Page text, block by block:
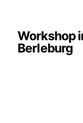
Workshop
Berleburg